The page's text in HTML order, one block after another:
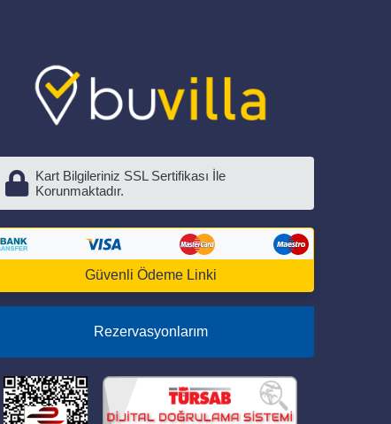
Kart Bilgileriniz SSL Sertifikası İle
Korunmaktadır.
Güvenli Ödeme Linki
Rezervasyonlarım